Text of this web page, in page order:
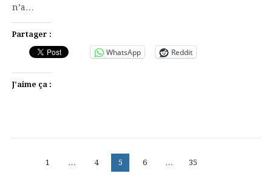
n’a…
Partager :
WhatsApp Reddit
J’aime ça :
Pagination
Page
1 … Page
4 Page
5 Page
6 … Page
35